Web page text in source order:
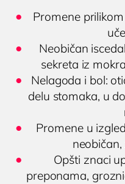
Promene
Neobičan
sekreta iz
Nelagoda i bol:
delu stomaka, u
Promene u
Opšti znaci
preponama,